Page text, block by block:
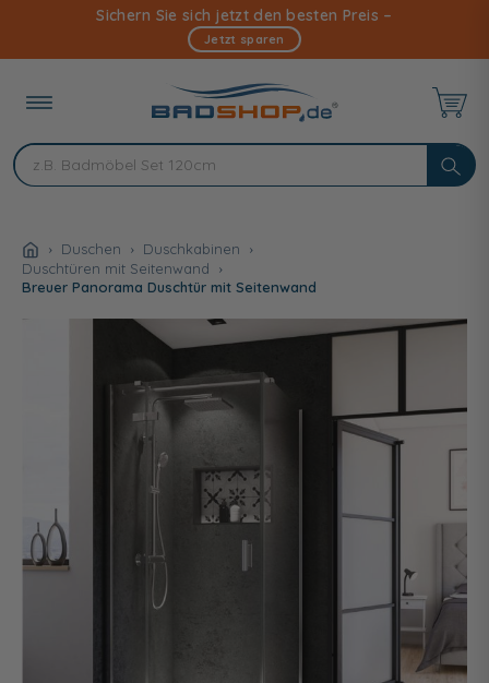
Inhalt
Sichern Sie sich jetzt den besten Preis –
Jetzt sparen
Duschen
Duschkabinen
Duschtüren mit Seitenwand
Breuer Panorama Duschtür mit Seitenwand